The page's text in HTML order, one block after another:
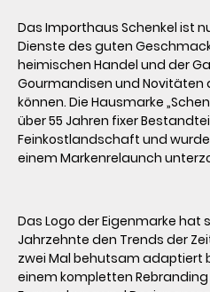
Das Importhaus Schenkel ist
Dienste des guten
heimischen Handel und der
Gourmandisen und Novitäten
können. Die Hausmarke
über 55 Jahren fixer
Feinkostlandschaft und
einem Markenrelaunch
Das Logo der Eigenmarke hat
Jahrzehnte den Trends der
zwei Mal behutsam adaptiert
einem kompletten